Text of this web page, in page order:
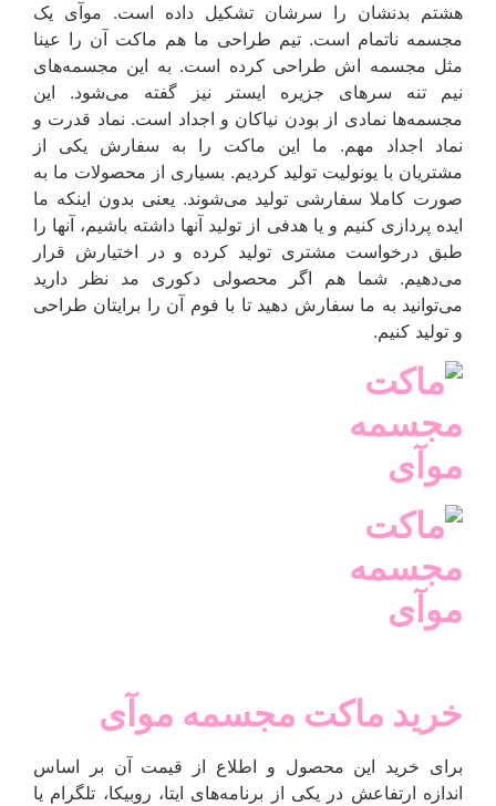
هشتم بدنشان را سرشان تشکیل داده است. موآی یک
مجسمه ناتمام است. تیم طراحی ما هم ماکت آن را عینا
مثل مجسمه اش طراحی کرده است. به این مجسمه‌های
نیم تنه سرهای جزیره ایستر نیز گفته می‌شود. این
مجسمه‌ها نمادی از بودن نیاکان و اجداد است. نماد قدرت و
نماد اجداد مهم. ما این ماکت را به سفارش یکی از
مشتریان با یونولیت تولید کردیم. بسیاری از محصولات ما به
صورت کاملا سفارشی تولید می‌شوند. یعنی بدون اینکه ما
ایده پردازی کنیم و یا هدفی از تولید آنها داشته باشیم، آنها را
طبق درخواست مشتری تولید کرده و در اختیارش قرار
می‌دهیم. شما هم اگر محصولی دکوری مد نظر دارید
می‌توانید به ما سفارش دهید تا با فوم آن را برایتان طراحی
و تولید کنیم.
خرید ماکت مجسمه موآی
برای خرید این محصول و اطلاع از قیمت آن بر اساس
اندازه ارتفاعش در یکی از برنامه‌های ایتا، روبیکا، تلگرام یا